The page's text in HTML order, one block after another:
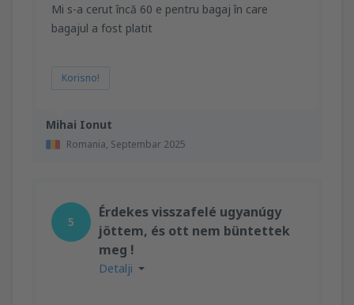
Mihai Ionut
Romania, Septembar 2025
Mi s-a cerut încă 60 e pentru bagaj în care
bagajul a fost platit
Korisno!
5
Érdekes visszafelé ugyanúgy
jöttem, és ott nem büntettek
meg !
Detalji